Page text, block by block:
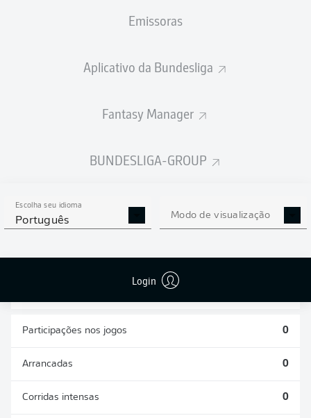
Emissoras
Aplicativo da Bundesliga
Fantasy Manager
BUNDESLIGA-GROUP
Escolha seu idioma
Português Modo de visualização
Login
ESTATÍSTICAS DA
TEMPORADA 2026/2027
GOLS CONTRA
0
Participações nos jogos 0
Arrancadas 0
Corridas intensas 0